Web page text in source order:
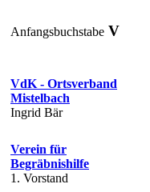
Anfangsbuchstabe V
VdK - Ortsverband
Mistelbach
Ingrid Bär
Verein für
Begräbnishilfe
1. Vorstand